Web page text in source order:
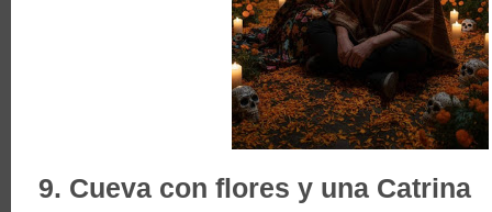
9. Cueva con flores y una Catrina